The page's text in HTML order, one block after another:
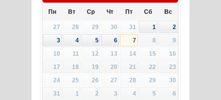
Пн Вт Ср Чт Пт Сб Вс
27 28 29 30 31 1
2
3
4 5 6 7 8
9
10
11 12 13 14 15
16
17
18 19 20 21 22
23
24
25 26 27 28 29
30
31
1 2 3 4 5 6